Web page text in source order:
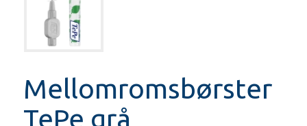
Mellomromsbørster
TePe grå